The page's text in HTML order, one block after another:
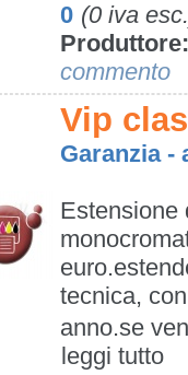
0 (0 iva
Produttore:
commento
Vip
Garanzia -
Estensione
tecnica,
anno.se
leggi tutto